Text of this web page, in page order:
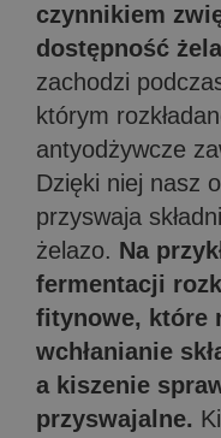
czynnikiem
dostępność
zachodzi
którym
antyodżywcze
Dzięki niej nasz
przyswaja
żelazo. Na
fermentacji
fitynowe, które
wchłanianie
a kiszenie
przyswajalne.